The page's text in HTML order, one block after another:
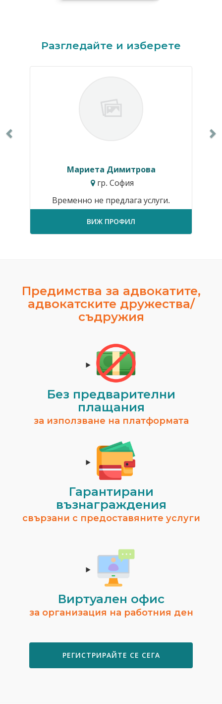
Разгледайте и изберете
Мариета Димитрова
гр. София
Временно не предлага услуги.
ВИЖ ПРОФИЛ
Предимства за адвокатите,
адвокатските дружества/
съдружия
Без предварителни
плащания
за използване на платформата
Гарантирани
възнаграждения
свързани с предоставяните услуги
Виртуален офис
за организация на работния ден
РЕГИСТРИРАЙТЕ СЕ СЕГА